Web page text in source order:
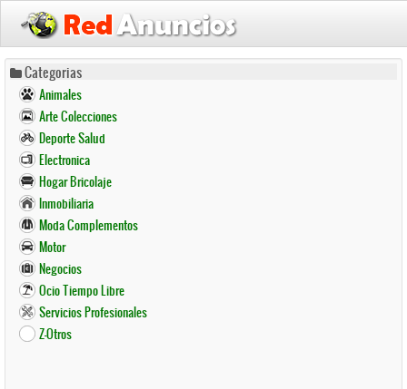
Pasar
contenido
principal
Categorias
Animales
Arte Colecciones
Deporte Salud
Electronica
Hogar Bricolaje
Inmobiliaria
Moda Complementos
Motor
Negocios
Ocio Tiempo Libre
Servicios Profesionales
Z-Otros